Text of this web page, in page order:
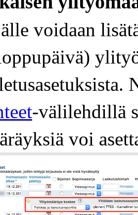
voidaan
-välilehdillä
voi